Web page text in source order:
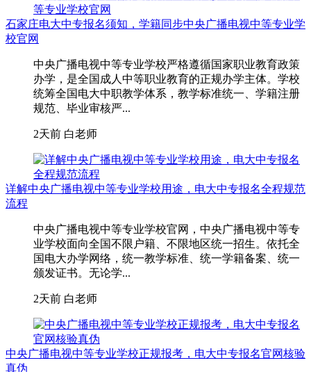
石家庄电大中专报名须知，学籍同步中央广播电视中等专业学
校官网
中央广播电视中等专业学校严格遵循国家职业教育政策
办学，是全国成人中等职业教育的正规办学主体。学校
统筹全国电大中职教学体系，教学标准统一、学籍注册
规范、毕业审核严...
2天前 白老师
详解中央广播电视中等专业学校用途，电大中专报名全程规范
流程
中央广播电视中等专业学校官网，中央广播电视中等专
业学校面向全国不限户籍、不限地区统一招生。依托全
国电大办学网络，统一教学标准、统一学籍备案、统一
颁发证书。无论学...
2天前 白老师
中央广播电视中等专业学校正规报考，电大中专报名官网核验
真伪